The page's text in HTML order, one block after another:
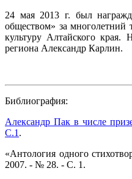
24 мая 2013 г. был
обществом» за
культуру Алтайского края.
региона Александр Карлин.
Библиография:
Александр Пак в числе
С.1 .
«Антология одного
2007. - № 28. - С. 1.